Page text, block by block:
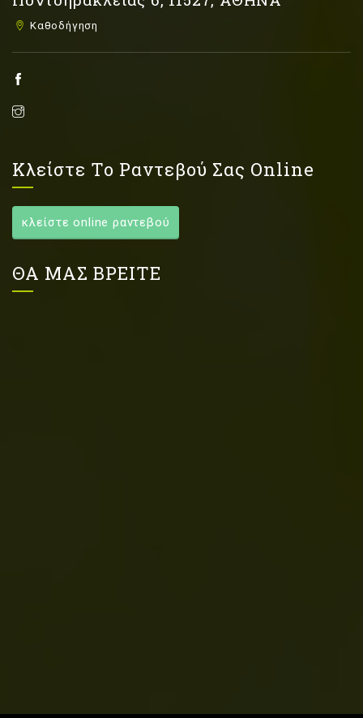
Καθοδήγηση
Κλείστε Το Ραντεβού Σας Online
κλείστε online ραντεβού
ΘΑ ΜΑΣ ΒΡΕΙΤΕ